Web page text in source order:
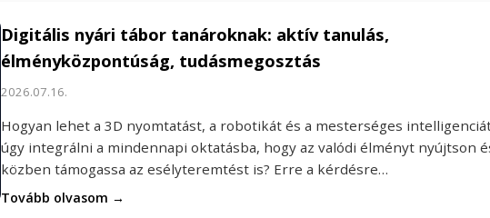
Digitális nyári tábor tanároknak: aktív tanulás,
élményközpontúság, tudásmegosztás
2026.07.16.
Hogyan lehet a 3D nyomtatást, a robotikát és a mesterséges
úgy integrálni a mindennapi oktatásba, hogy az valódi élményt nyújtson
közben támogassa az esélyteremtést is? Erre a kérdésre…
Tovább olvasom →